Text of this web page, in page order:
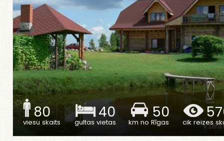
80
viesu skaits
40
gultas vietas
50
km no Rīgas cik reizes